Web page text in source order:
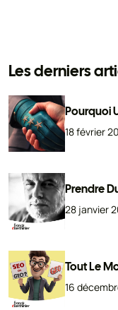
Les derniers
Pourquoi
18 février
Prendre
28 janvier
Tout Le
16